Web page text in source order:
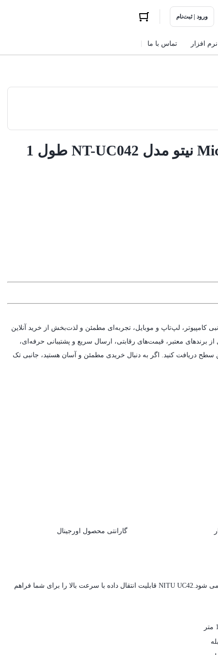
ورود | ثبت‌نام
نرم افزار تماس با ما
کابل تبدیل USB به MicroUSB نیتو مدل NT-UC042 طول 1
کامپیوتر، لپ‌تاپ و موبایل، تجربه‌ای مطمئن و لذت‌بخش از خرید آنلاین
برندهای معتبر، قیمت‌های رقابتی، ارسال سریع و پشتیبانی حرفه‌ای،
سطح دریافت کنید. اگر به دنبال خریدی مطمئن و آسان هستید، جانبی تک
گارانتی محصول اورجینال
طول کابل نیتو UC42 میکرو 100 سانتی متر است.NITU UC42 دارای روکشی از جنس PVC است.نیتو UC42 دارای عایق حرارتی است و باعث شارز ایمن می شود.NITU UC42 قابلیت انتقال داده با سرعت بالا را برای شما فراهم
1 متر
بله